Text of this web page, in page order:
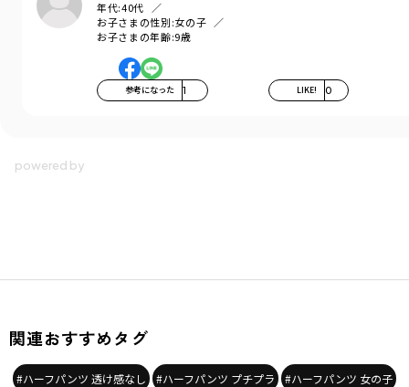
年代:40代
お子さまの性別:女の子
お子さまの年齢:9歳
参考になった 1 LIKE! 0
関連おすすめタグ
#ハーフパンツ 透け感なし #ハーフパンツ プチプラ #ハーフパンツ 女の子